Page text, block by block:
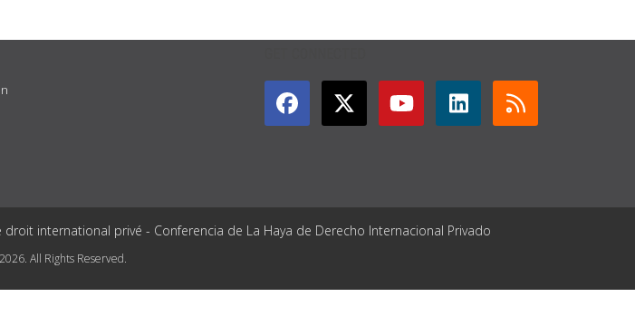
international privé - Conferencia de La Haya de Derecho Internacional Privado
All Rights Reserved.